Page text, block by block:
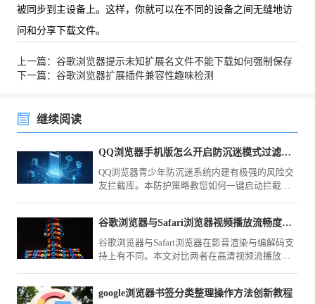
被同步到主设备上。这样，你就可以在不同的设备之间无缝地访
问和分享下载文件。
上一篇：谷歌浏览器提示未知扩展名文件不能下载如何强制保存
下一篇：谷歌浏览器扩展插件兼容性趣味检测
继续阅读
QQ浏览器手机版怎么开启防沉迷模式过滤掉不良网恋网站
QQ浏览器青少年防沉迷系统内建有极强的风险交
友拦截库。本防护策略教您如何一键启动拦截策
谷歌浏览器与Safari浏览器视频播放流畅度对比
谷歌浏览器与Safari浏览器在影音渲染与编解码支
持上有不同。本文对比两者在高清视频流播放、
google浏览器书签分类整理操作方法创新教程